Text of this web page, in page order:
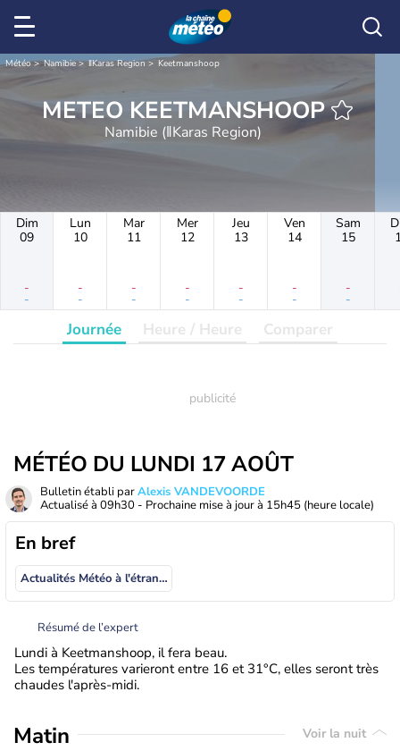
Météo Namibie ǁKaras Region Keetmanshoop
METEO KEETMANSHOOP
Namibie (ǁKaras Region)
Dim
09
-
-
Lun
10
-
-
Mar
11
-
-
Mer
12
-
-
Jeu
13
-
-
Ven
14
-
-
Sam
15
-
-
Journée Heure / Heure Comparer
MÉTÉO DU LUNDI 17 AOÛT
Bulletin établi parAlexis VANDEVOORDE
Actualisé à 09h30 - Prochaine mise à jour à 15h45 (heure locale)
En bref
Actualités Météo à l'étranger
Résumé de l’expert
Lundi à Keetmanshoop, il fera beau.
Les températures varieront entre 16 et 31°C, elles seront très
chaudes l'après-midi.
Matin Voir la nuit